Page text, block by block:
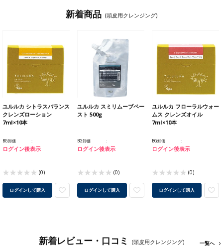
新着商品 (頭皮用クレンジング)
ユルルカ シトラスバランス
クレンズローション
7ml×10本
BG卸価
ログイン後表示
(0)
ログインして購入
ユルルカ スミリムーブペー
スト 500g
BG卸価
ログイン後表示
(0)
ログインして購入
ユルルカ フローラルウォー
ムス クレンズオイル
7ml×10本
BG卸価
ログイン後表示
(0)
ログインして購入
新着レビュー・口コミ (頭皮用クレンジング) 一覧へ